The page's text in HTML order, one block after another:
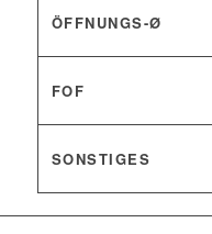
ÖFFNUNGS-Ø
FOF
SONSTIGES